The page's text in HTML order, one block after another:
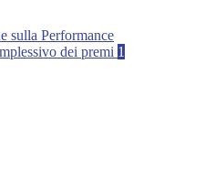
sulla Performance
dei premi 1